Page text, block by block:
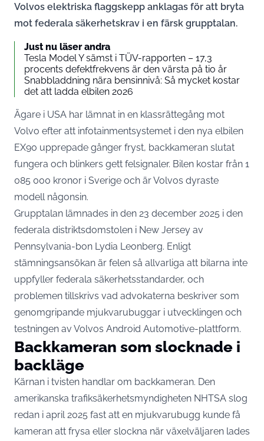
Volvos elektriska flaggskepp anklagas för att bryta
mot federala säkerhetskrav i en färsk grupptalan.
Just nu läser andra
Tesla Model Y sämst i TÜV-rapporten – 17,3
procents defektfrekvens är den värsta på tio år
Snabbladdning nära bensinnivå: Så mycket kostar
det att ladda elbilen 2026
Ägare i USA har lämnat in en klassrättegång mot
Volvo efter att infotainmentsystemet i den nya elbilen
EX90 upprepade gånger fryst, backkameran slutat
fungera och blinkers gett felsignaler. Bilen kostar från 1
085 000 kronor i Sverige och är Volvos dyraste
modell någonsin.
Grupptalan lämnades in den 23 december 2025 i den
federala distriktsdomstolen i New Jersey av
Pennsylvania-bon Lydia Leonberg. Enligt
stämningsansökan är felen så allvarliga att bilarna inte
uppfyller federala säkerhetsstandarder, och
problemen tillskrivs vad advokaterna beskriver som
genomgripande mjukvarubuggar i utvecklingen och
testningen av Volvos Android Automotive-plattform.
Backkameran som slocknade i
backläge
Kärnan i tvisten handlar om backkameran. Den
amerikanska trafiksäkerhetsmyndigheten NHTSA slog
redan i april 2025 fast att en mjukvarubugg kunde få
kameran att frysa eller slockna när växelväljaren lades